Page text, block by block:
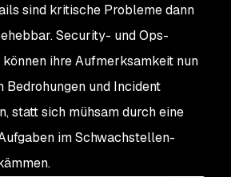
sind kritische Probleme dann
Security- und Ops-
ihre Aufmerksamkeit nun
und Incident
statt sich mühsam durch eine
im Schwachstellen-